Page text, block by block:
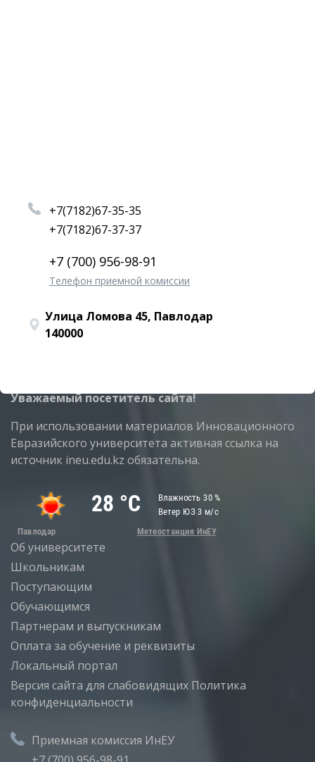
+7(7182)67-35-35
+7(7182)67-37-37
+7 (700) 956-98-91
Телефон приемной комиссии
Улица Ломова 45, Павлодар
140000
Уважаемый посетитель сайта!
При использовании материалов Инновационного
Евразийского университета активная ссылка на
источник ineu.edu.kz обязательна.
Об университете
Школьникам
Поступающим
Обучающимся
Партнерам и выпускникам
Оплата за обучение и реквизиты
Локальный портал
Версия сайта для слабовидящих Политика
конфиденциальности
Приемная комиссия ИнЕУ